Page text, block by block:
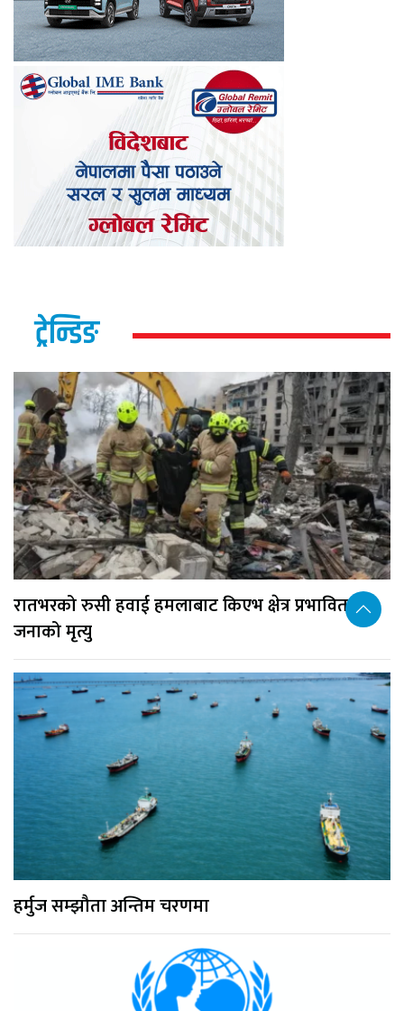
ट्रेन्डिङ
रातभरको रुसी हवाई हमलाबाट किएभ क्षेत्र प्रभावित, १७
जनाको मृत्यु
हर्मुज सम्झौता अन्तिम चरणमा